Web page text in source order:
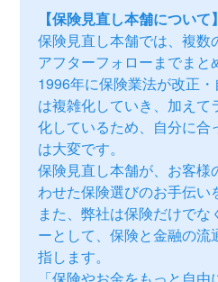
【保険見直し本舗について】
保険見直し本舗では、複数
アフターフォローまでまと
1996年に保険業法が改正
は複雑化していき、加えて
化しているため、自分に合
は大変です。
保険見直し本舗が、お客様
わせた保険選びのお手伝い
また、弊社は保険だけで
ーとして、保険と金融の流
指します。